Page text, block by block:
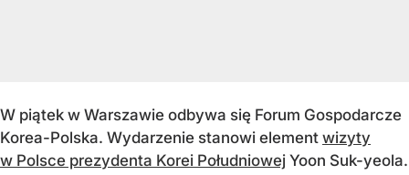
W piątek w Warszawie odbywa się Forum Gospodarcze
Korea-Polska. Wydarzenie stanowi element wizyty
w Polsce prezydenta Korei Południowej Yoon Suk-yeola.